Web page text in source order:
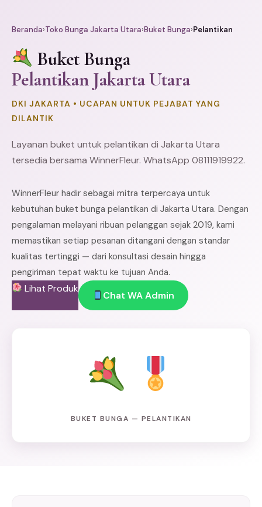
Beranda›Toko Bunga Jakarta Utara›Buket Bunga›Pelantikan
Buket Bunga
Pelantikan Jakarta Utara
DKI JAKARTA • UCAPAN UNTUK PEJABAT YANG
DILANTIK
Layanan buket untuk pelantikan di Jakarta Utara
tersedia bersama WinnerFleur. WhatsApp 08111919922.
WinnerFleur hadir sebagai mitra terpercaya untuk
kebutuhan buket bunga pelantikan di Jakarta Utara. Dengan
pengalaman melayani ribuan pelanggan sejak 2019, kami
memastikan setiap pesanan ditangani dengan standar
kualitas tertinggi — dari konsultasi desain hingga
pengiriman tepat waktu ke tujuan Anda.
Lihat Produk
Chat WA Admin
BUKET BUNGA — PELANTIKAN